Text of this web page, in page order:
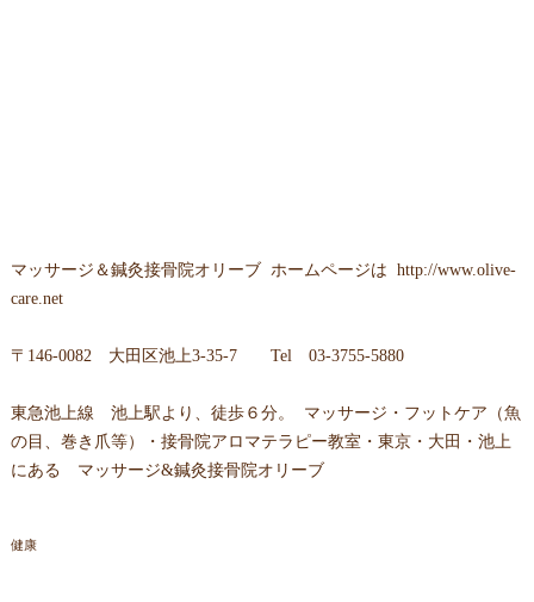
マッサージ＆鍼灸接骨院オリーブ ホームページは http://www.olive-
care.net
〒 146-0082 大田区池上3-35-7Tel 03-3755-5880
東急池上線 池上駅より、徒歩６分。 マッサージ・フットケア（魚
の目、巻き爪等）・接骨院アロマテラピー教室・東京・大田・池上
にある マッサージ&鍼灸接骨院オリーブ
健康